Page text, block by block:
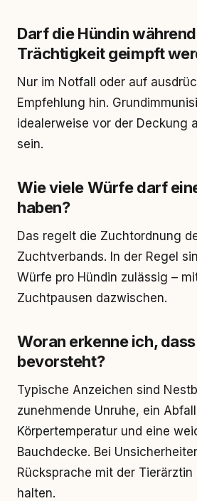
Darf die Hündin
Trächtigkeit geimpft
Nur im Notfall oder auf
Empfehlung hin.
idealerweise vor der Deckung
sein.
Wie viele Würfe darf
haben?
Das regelt die Zuchtordnung
Zuchtverbands. In der Regel
Würfe pro Hündin zulässig –
Zuchtpausen dazwischen.
Woran erkenne ich,
bevorsteht?
Typische Anzeichen sind
zunehmende Unruhe, ein
Körpertemperatur und eine
Bauchdecke. Bei
Rücksprache mit der
halten.